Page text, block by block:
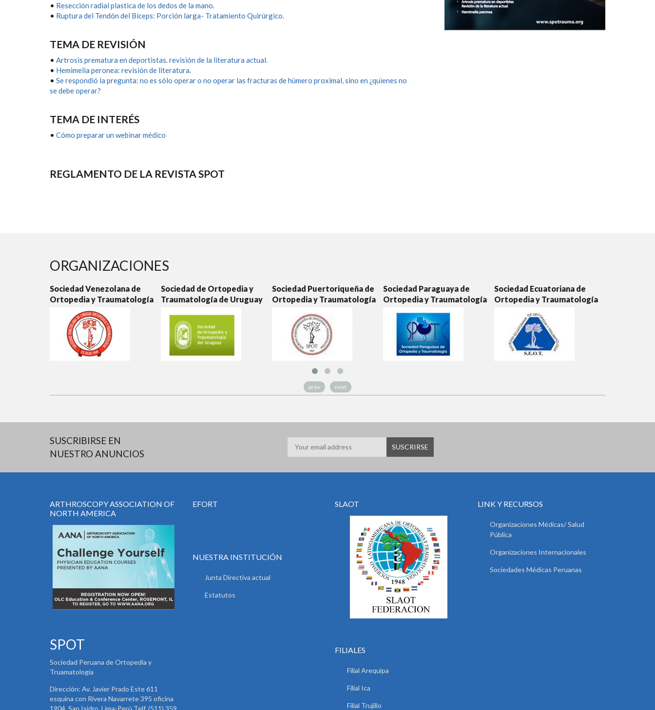
• Resección radial plastica de los dedos de la mano.
• Ruptura del Tendón del Bíceps: Porción larga- Tratamiento Quirúrgico.
TEMA DE REVISIÓN
• Artrosis prematura en deportistas. revisión de la literatura actual.
• Hemimelia peronea: revisión de literatura.
• Se respondió la pregunta: no es sólo operar o no operar las fracturas de húmero proximal, sino en ¿quienes no
se debe operar?
TEMA DE INTERÉS
• Cómo preparar un webinar médico
REGLAMENTO DE LA REVISTA SPOT
ORGANIZACIONES
Sociedad Venezolana de
Ortopedia y Traumatología
Sociedad de Ortopedia y
Traumatología de Uruguay
Sociedad Puertoriqueña de
Ortopedia y Traumatología
Sociedad Paraguaya de
Ortopedia y Traumatología
Sociedad Ecuatoriana de
Ortopedia y Traumatología
prev next
SUSCRIBIRSE EN
NUESTRO ANUNCIOS
ARTHROSCOPY ASSOCIATION OF
NORTH AMERICA
SPOT
Sociedad Peruana de Ortopedia y
Truamatología
Dirección: Av. Javier Prado Este 611
esquina con Rivera Navarrete 395 oficina
1904. San Isidro. Lima-Perú Telf. (511) 359
EFORT
NUESTRA INSTITUCIÓN
Junta Directiva actual
Estatutos
SLAOT
FILIALES
Filial Arequipa
Filial Ica
Filial Trujillo
LINK Y RECURSOS
Organizaciones Médicas/ Salud
Pública
Organizaciones Internacionales
Sociedades Médicas Peruanas